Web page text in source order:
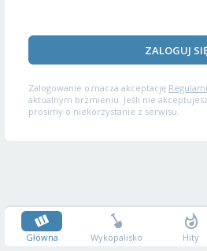
ZALOGUJ
Zalogowanie oznacza akceptację
aktualnym brzmieniu. Jeśli nie
prosimy o niekorzystanie z serwisu.
Główna Wykopalisko Hity